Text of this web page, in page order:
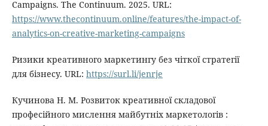
Campaigns. The Continuum. 2025. URL:
https://www.thecontinuum.online/features/the-impact-of-
analytics-on-creative-marketing-campaigns
Ризики креативного маркетингу без чіткої стратегії
для бізнесу. URL: https://surl.li/jenrje
Кучинова Н. М. Розвиток креативної складової
професійного мислення майбутніх маркетологів :